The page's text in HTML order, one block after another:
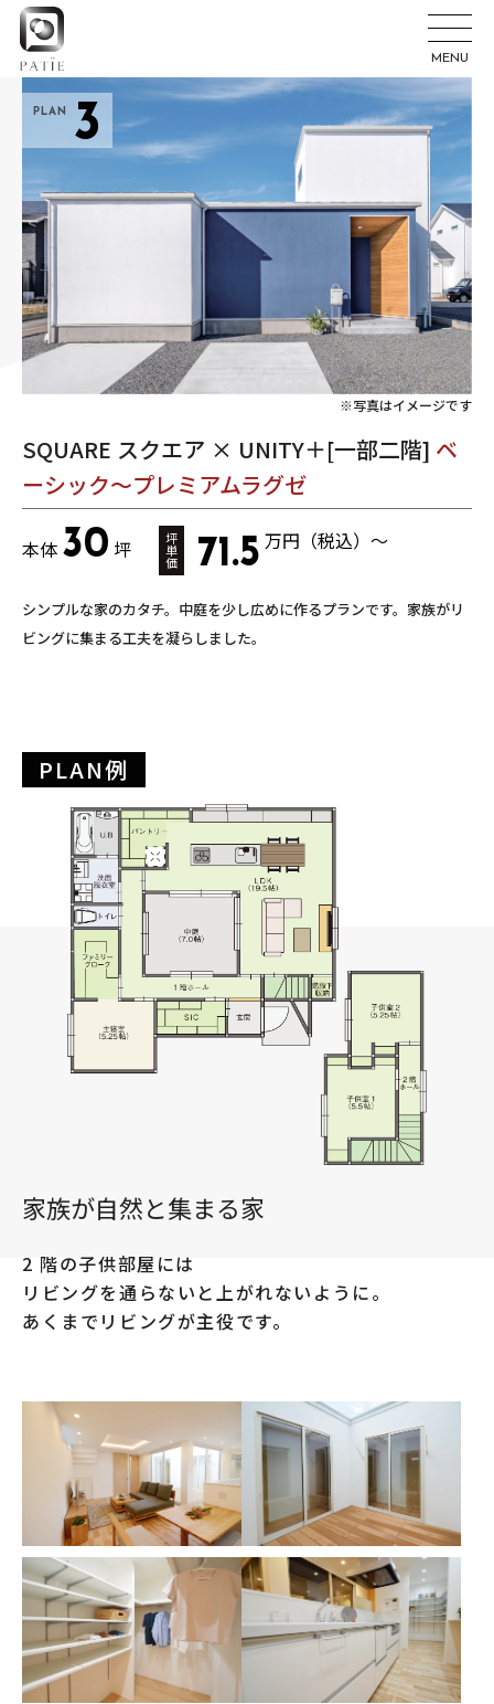
MENU
PLAN 3
※写真はイメージです
SQUARE スクエア × UNITY＋[一部二階] ベ
ーシック～プレミアムラグゼ
本体 30 坪 坪
単
価 71.5 万円（税込）～
シンプルな家のカタチ。中庭を少し広めに作るプランです。家族がリ
ビングに集まる工夫を凝らしました。
PLAN例
家族が自然と集まる家
2 階の子供部屋には
リビングを通らないと上がれないように。
あくまでリビングが主役です。